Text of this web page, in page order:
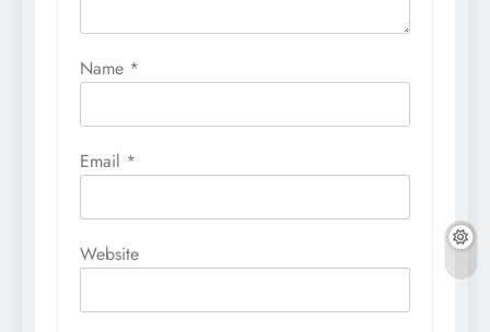
Name *
Email *
Website